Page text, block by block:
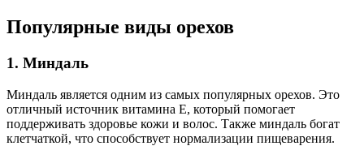
Популярные виды орехов
1. Миндаль
Миндаль является одним из самых популярных орехов. Это
отличный источник витамина E, который помогает
поддерживать здоровье кожи и волос. Также миндаль богат
клетчаткой, что способствует нормализации пищеварения.